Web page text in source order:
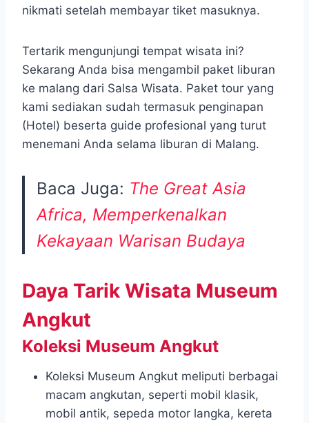
nikmati setelah membayar tiket masuknya.
Tertarik mengunjungi tempat wisata ini?
Sekarang Anda bisa mengambil paket liburan
ke malang dari Salsa Wisata. Paket tour yang
kami sediakan sudah termasuk penginapan
(Hotel) beserta guide profesional yang turut
menemani Anda selama liburan di Malang.
Baca Juga: The Great Asia
Africa, Memperkenalkan
Kekayaan Warisan Budaya
Daya Tarik Wisata Museum
Angkut
Koleksi Museum Angkut
Koleksi Museum Angkut meliputi berbagai
macam angkutan, seperti mobil klasik,
mobil antik, sepeda motor langka, kereta